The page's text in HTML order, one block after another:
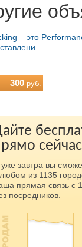
– это
300 руб.
завтра вы
из 1135
прямая связь с
посредников.